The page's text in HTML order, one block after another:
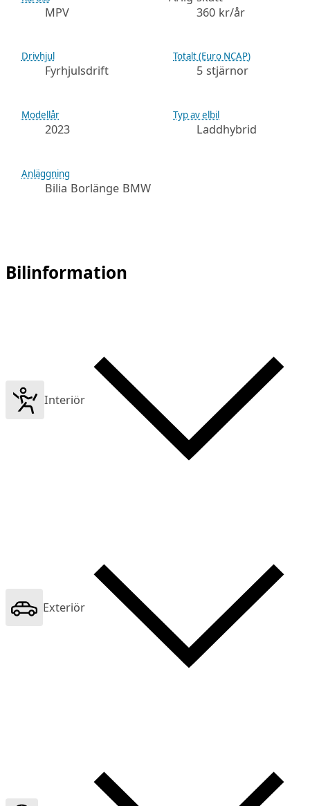
MPV
360 kr/år
Drivhjul
Fyrhjulsdrift
Totalt (Euro NCAP)
5 stjärnor
Modellår
2023
Typ av elbil
Laddhybrid
Anläggning
Bilia Borlänge BMW
Bilinformation
Interiör
Exteriör